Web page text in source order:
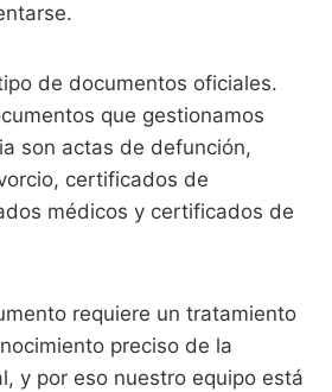
de documentos oficiales.
que gestionamos
son actas de defunción,
certificados de
médicos y certificados de
requiere un tratamiento
preciso de la
y por eso nuestro equipo está